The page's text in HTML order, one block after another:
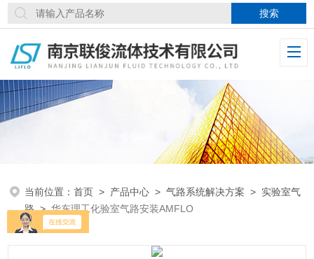
当前位置：首页 > 产品中心 >气路系统解决方案 > 实验室气
路>华东理工化验室气路安装AMFLO